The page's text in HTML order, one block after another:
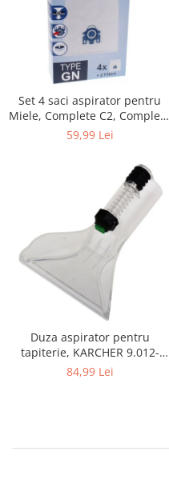
Ambalaje cadouri
Cadouri
Curatenie si intretinere
Set 4 saci aspirator pentru
Miele, Complete C2, Complete
C3, Classic C1, S8, S5, S2,
59,99 Lei
Duza aspirator pentru
tapiterie, KARCHER 9.012-
278.0, SE4001, SE4002, SE5100
84,99 Lei